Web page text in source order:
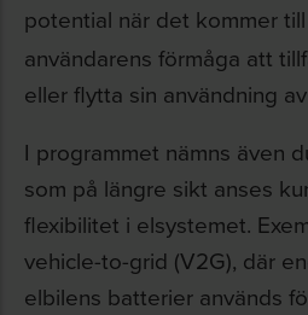
potential när det kommer till
användarens förmåga att
eller flytta sin användning
I programmet nämns även
som på längre sikt anses
flexibilitet i elsystemet.
vehicle-to-grid (V2G), där
elbilens batterier används